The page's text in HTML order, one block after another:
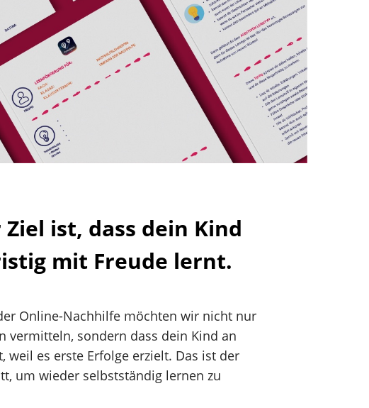
Ziel ist, dass dein Kind
mit Freude lernt.
Online-Nachhilfe möchten wir nicht nur
vermitteln, sondern dass dein Kind an
weil es erste Erfolge erzielt. Das ist der
um wieder selbstständig lernen zu